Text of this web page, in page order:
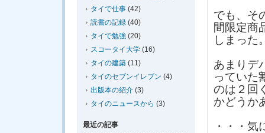
でも、そ
間限定商
しまった
あまりデ
っていた
のは２回
かどうか
・・・気
タイで仕事 (42)
読書の記録 (40)
タイで勉強 (20)
スコータイ大学 (16)
タイの建築 (11)
タイのセブンイレブン (4)
出版本の紹介 (3)
タイのニュースから (3)
最近の記事